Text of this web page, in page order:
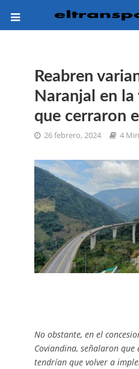
Reabren
Naranjal en
que cerraron
26 febrero, 2024 4
No obstante, en el
Coviandina, señalaron
tendrían que volver a